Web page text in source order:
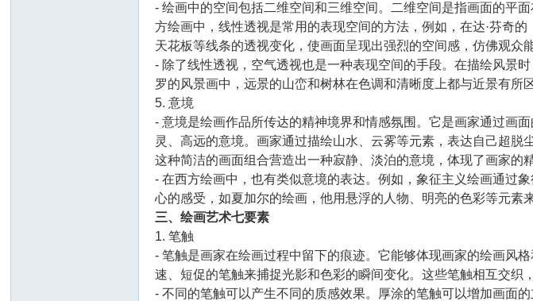
- 绘画中的空间包括二维空间和三维空间。二维空间是指画面的平
方绘画中，线性透视是常用的表现空间的方法，例如，在达·芬奇
天花板等线条的透视变化，使画面呈现出强烈的空间感，仿佛观众
- 除了线性透视，空气透视也是一种表现空间的手段。在描绘风景
罗的风景画中，远景的山峦和树林在色调和清晰度上都与近景有所
5. 意境
- 意境是绘画作品所传达的精神境界和情感氛围。它是画家通过画
灵、高远的意境。画家通过描绘山水、云雾等元素，表达自己超
这种简洁的画面组合营造出一种寂静、淡泊的意境，体现了画家的
- 在西方绘画中，也有类似意境的表达。例如，象征主义绘画通过
心的感受，如夏加尔的绘画，他用悬浮的人物、明亮的色彩等元素
三、绘画艺术七要素
1. 笔触
- 笔触是画家在绘画过程中留下的痕迹。它能够体现画家的绘画风
速、短促的笔触来捕捉光影和色彩的瞬间变化。这些笔触相互交织
- 不同的笔触可以产生不同的质感效果。厚涂的笔触可以增加画面